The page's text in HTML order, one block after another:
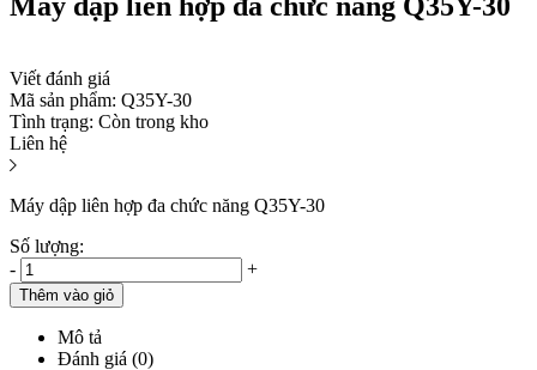
Viết đánh giá
Mã sản phẩm: Q35Y-30
Tình trạng: Còn trong kho
Liên hệ
Máy dập liên hợp đa chức năng Q35Y-30
Số lượng:
-
+
Thêm vào giỏ
Mô tả
Đánh giá (0)